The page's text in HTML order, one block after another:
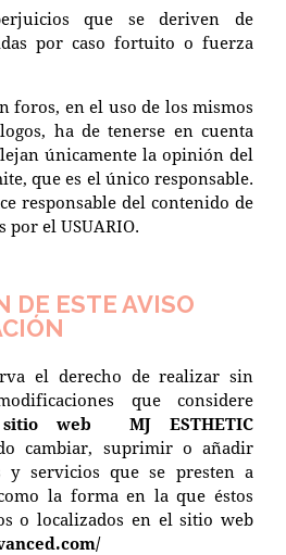
que se deriven de
por caso fortuito o fuerza
foros, en el uso de los mismos
ha de tenerse en cuenta
únicamente la opinión del
que es el único responsable.
responsable del contenido de
por el USUARIO.
DE ESTE AVISO
el derecho de realizar sin
que considere
web MJ ESTHETIC
cambiar, suprimir o añadir
y servicios que se presten a
la forma en la que éstos
o localizados en el sitio web